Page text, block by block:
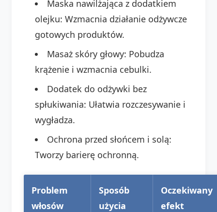
Maska nawilżająca z dodatkiem
olejku: Wzmacnia działanie odżywcze
gotowych produktów.
Masaż skóry głowy: Pobudza
krążenie i wzmacnia cebulki.
Dodatek do odżywki bez
spłukiwania: Ułatwia rozczesywanie i
wygładza.
Ochrona przed słońcem i solą:
Tworzy barierę ochronną.
Problem
włosów
Sposób
użycia
Oczekiwany
efekt